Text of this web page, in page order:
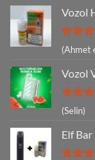
Vozol
5
5
(Ahmet
Vozol
5
5
oy
(Selin)
Elf